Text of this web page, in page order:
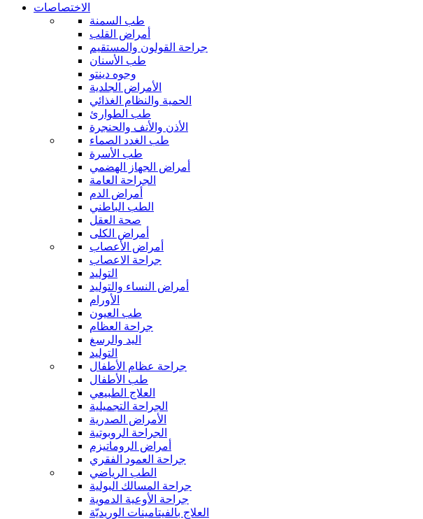
الاختصاصات
طب السمنة
أمراض القلب
جراحة القولون والمستقيم
طب الأسنان
وجوه دينتو
الأمراض الجلدية
الحمية والنظام الغذائي
طب الطوارئ
الأذن والأنف والحنجرة
طب الغدد الصماء
طب الأسرة
أمراض الجهاز الهضمي
الجراحة العامة
أمراض الدم
الطب الباطني
صحة العقل
أمراض الكلى
أمراض الأعصاب
جراحة الاعصاب
التوليد
أمراض النساء والتوليد
الأورام
طب العيون
جراحة العظام
اليد والرسغ
التوليد
جراحة عظام الأطفال
طب الأطفال
العلاج الطبيعي
الجراحة التجميلية
الأمراض الصدرية
الجراحة الروبوتية
أمراض الروماتيزم
جراحة العمود الفقري
الطب الرياضي
جراحة المسالك البولية
جراحة الأوعية الدموية
العلاج بالفيتامينات الوريديّة